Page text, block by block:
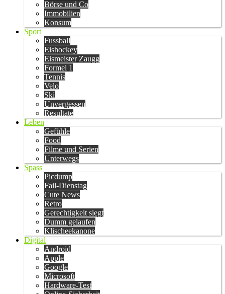
Börse und Co
Immobilien
Konsum
Sport
Fussball
Eishockey
Eismeister Zaugg
Formel 1
Tennis
Velo
Ski
Unvergessen
Resultate
Leben
Gefühle
Food
Filme und Serien
Unterwegs
Spass
Picdump
Fail-Dienstag
Cute News
Retro
Gerechtigkeit siegt
Dumm gelaufen
Klischeekanone
Digital
Android
Apple
Google
Microsoft
Hardware-Test